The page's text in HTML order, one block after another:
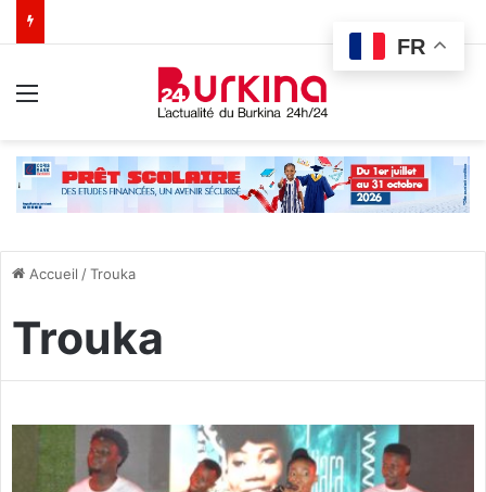
Accueil /Trouka
Trouka
FR